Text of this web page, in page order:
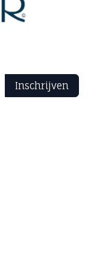
Inschrijven